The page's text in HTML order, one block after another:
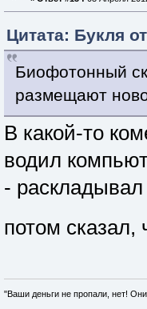
Цитата: Букля
Биофотонный
размещают
В какой-то
водил
-
потом
"Ваши деньги не пропали, нет!